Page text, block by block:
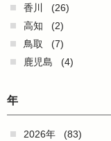
香川
(26)
高知
(2)
鳥取
(7)
鹿児島
(4)
年
2026年
(83)